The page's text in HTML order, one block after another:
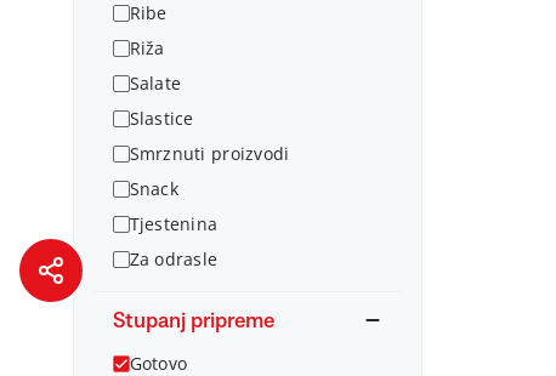
Ribe
Riža
Salate
Slastice
Smrznuti proizvodi
Snack
Tjestenina
Za odrasle
Stupanj pripreme
Gotovo